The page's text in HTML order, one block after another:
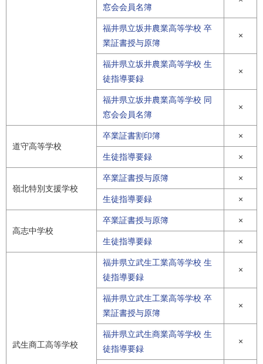
窓会会員名簿
福井県立坂井農業高等学校 卒
業証書授与原簿
×
福井県立坂井農業高等学校 生
徒指導要録
×
福井県立坂井農業高等学校 同
窓会会員名簿
×
道守高等学校
卒業証書割印簿 ×
生徒指導要録 ×
嶺北特別支援学校
卒業証書授与原簿 ×
生徒指導要録 ×
高志中学校
卒業証書授与原簿 ×
生徒指導要録 ×
武生商工高等学校
福井県立武生工業高等学校 生
徒指導要録
×
福井県立武生工業高等学校 卒
業証書授与原簿
×
福井県立武生商業高等学校 生
徒指導要録
×